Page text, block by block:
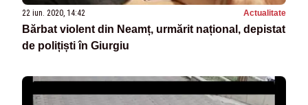
22 iun. 2020, 14:42 Actualitate
Bărbat violent din Neamț, urmărit național, depistat
de polițiști în Giurgiu